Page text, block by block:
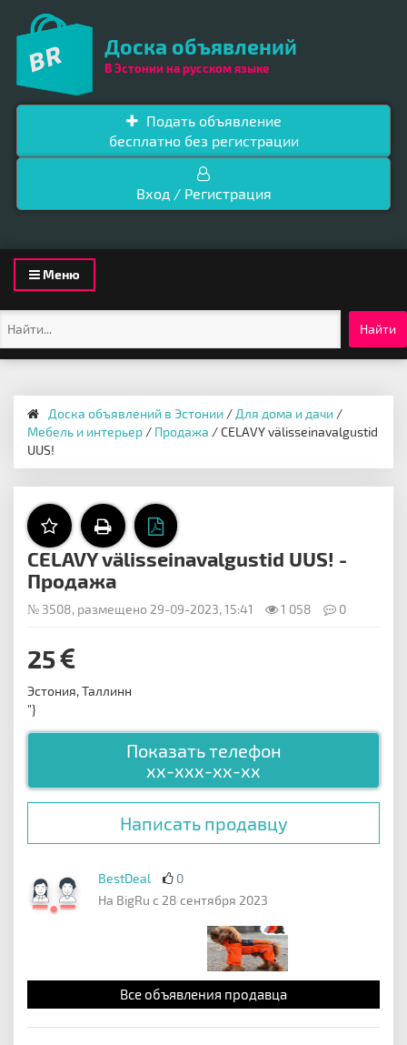
Доска объявлений
В Эстонии на русском языке
Подать объявление
бесплатно без регистрации
Вход / Регистрация
Toggle
navigation
Меню
Найти
Доска объявлений в Эстонии / Для дома и дачи /
Мебель и интерьер / Продажа / CELAVY välisseinavalgustid
UUS!
CELAVY välisseinavalgustid UUS! -
Продажа
№ 3508, размещено 29-09-2023, 15:41 1 058 0
25
Эстония, Таллинн
"}
Показать телефон
xx-xxx-xx-xx
Написать продавцу
BestDeal
0
На BigRu с 28 сентября 2023
Все объявления продавца